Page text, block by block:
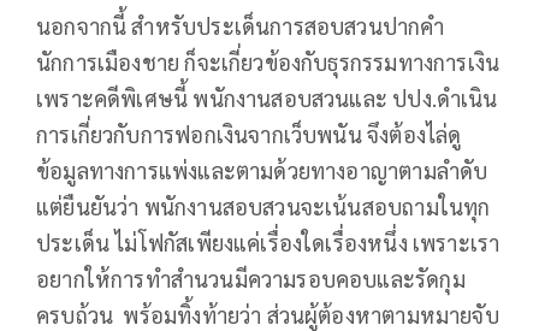
นอกจากนี้ สำหรับประเด็นการสอบสวนปากคำ
นักการเมืองชาย ก็จะเกี่ยวข้องกับธุรกรรมทางการเงิน
เพราะคดีพิเศษนี้ พนักงานสอบสวนและ ปปง.ดำเนิน
การเกี่ยวกับการฟอกเงินจากเว็บพนัน จึงต้องไล่ดู
ข้อมูลทางการแพ่งและตามด้วยทางอาญาตามลำดับ
แต่ยืนยันว่า พนักงานสอบสวนจะเน้นสอบถามในทุก
ประเด็น ไม่โฟกัสเพียงแค่เรื่องใดเรื่องหนึ่ง เพราะเรา
อยากให้การทำสำนวนมีความรอบคอบและรัดกุม
ครบถ้วน พร้อมทิ้งท้ายว่า ส่วนผู้ต้องหาตามหมายจับ